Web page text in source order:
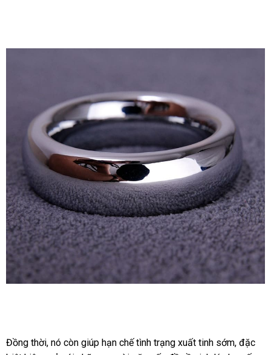
Đeo
Đồng thờitham
, nó còn giúp hạn chế tình trạng xuất tinh sớmmiễn
, giá
đặc